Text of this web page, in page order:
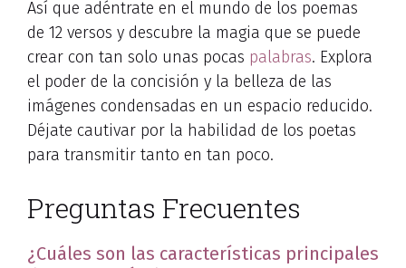
Así que adéntrate en el mundo de los poemas
de 12 versos y descubre la magia que se puede
crear con tan solo unas pocas palabras. Explora
el poder de la concisión y la belleza de las
imágenes condensadas en un espacio reducido.
Déjate cautivar por la habilidad de los poetas
para transmitir tanto en tan poco.
Preguntas Frecuentes
¿Cuáles son las características principales